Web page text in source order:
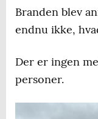
Branden blev
endnu ikke,
Der er ingen
personer.